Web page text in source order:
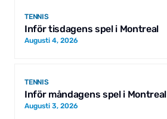
TENNIS
Inför tisdagens spel i Montreal
Augusti 4, 2026
TENNIS
Inför måndagens spel i Montreal
Augusti 3, 2026